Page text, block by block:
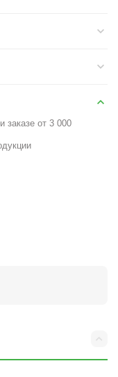
заказе от 3 000